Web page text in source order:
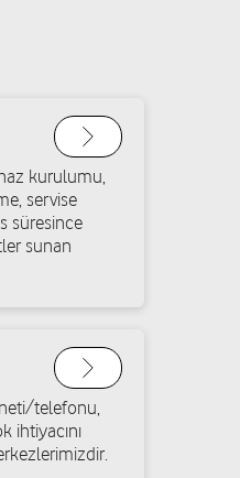
kurulumu,
servise
süresince
sunan
telefonu,
ihtiyacını